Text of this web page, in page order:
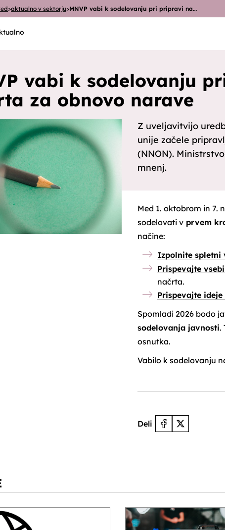
>aktualno v sektorju>MNVP vabi k sodelovanju pri pripravi na…
vabi k sodelovanju
za obnovo narave
Z uveljavitvijo
unije začele
(NNON).
mnenj.
Med 1. oktobrom in 7.
sodelovati v prvem
načine:
Izpolnite spletni
Prispevajte
načrta.
Prispevajte
Spomladi 2026 bodo
sodelovanja javnosti.
osnutka.
Vabilo k sodelovanju
Deli